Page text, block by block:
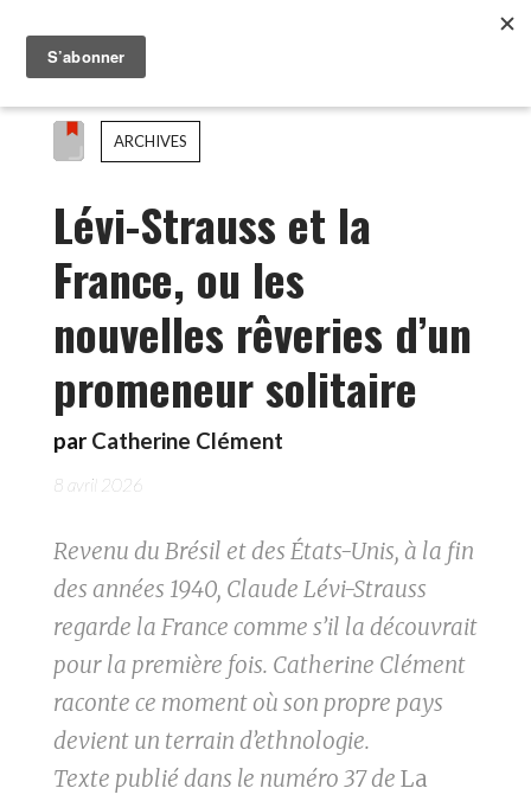
ARCHIVES
Lévi-Strauss et la
France, ou les
nouvelles rêveries d’un
promeneur solitaire
par Catherine Clément
8 avril 2026
Revenu du Brésil et des États-Unis, à la fin
des années 1940, Claude Lévi-Strauss
regarde la France comme s’il la découvrait
pour la première fois. Catherine Clément
raconte ce moment où son propre pays
devient un terrain d’ethnologie.
Texte publié dans le numéro 37 de La